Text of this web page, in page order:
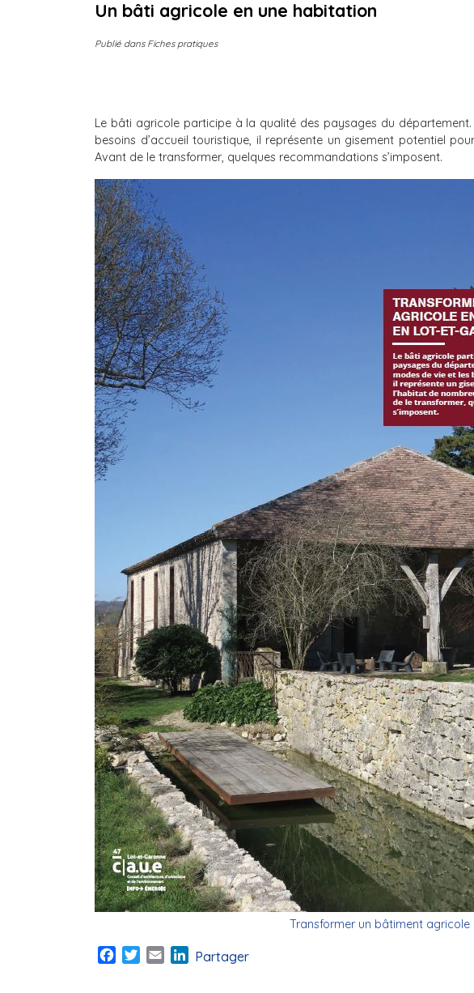
Un bâti agricole en une habitation
Publié dans Fiches pratiques
Le bâti agricole participe à la qualité des paysages du
besoins d’accueil touristique, il représente un gisement potentiel
Avant de le transformer, quelques recommandations s’imposent.
Transformer un bâtiment
Facebook
TwitterEmail LinkedIn
Partager